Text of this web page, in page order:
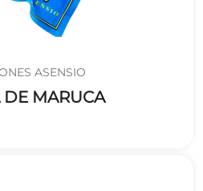
ASENSIO
DE MARUCA